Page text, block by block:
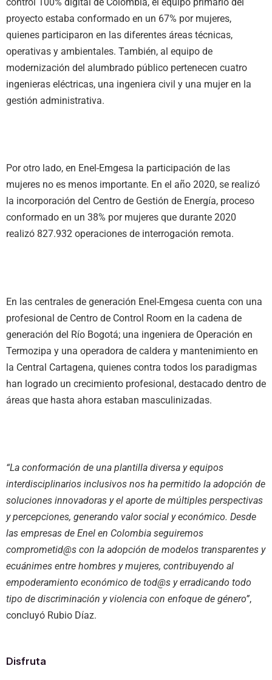
proyecto estaba conformado en un 67% por mujeres,
quienes participaron en las diferentes áreas técnicas,
operativas y ambientales. También, al equipo de
modernización del alumbrado público pertenecen cuatro
ingenieras eléctricas, una ingeniera civil y una mujer en la
gestión administrativa.
Por otro lado, en Enel-Emgesa la participación de las
mujeres no es menos importante. En el año 2020, se realizó
la incorporación del Centro de Gestión de Energía, proceso
conformado en un 38% por mujeres que durante 2020
realizó 827.932 operaciones de interrogación remota.
En las centrales de generación Enel-Emgesa cuenta con una
profesional de Centro de Control Room en la cadena de
generación del Río Bogotá; una ingeniera de Operación en
Termozipa y una operadora de caldera y mantenimiento en
la Central Cartagena, quienes contra todos los paradigmas
han logrado un crecimiento profesional, destacado dentro de
áreas que hasta ahora estaban masculinizadas.
“La conformación de una plantilla diversa y equipos
interdisciplinarios inclusivos nos ha permitido la adopción de
soluciones innovadoras y el aporte de múltiples perspectivas
y percepciones, generando valor social y económico. Desde
las empresas de Enel en Colombia seguiremos
comprometid@s con la adopción de modelos transparentes y
ecuánimes entre hombres y mujeres, contribuyendo al
empoderamiento económico de tod@s y erradicando todo
tipo de discriminación y violencia con enfoque de género”,
concluyó Rubio Díaz.
Disfruta